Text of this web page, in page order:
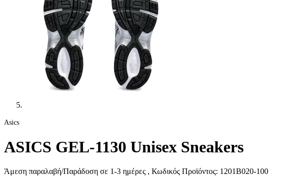
Asics
ASICS GEL-1130 Unisex Sneakers
Άμεση παραλαβή/Παράδοση σε 1-3 ημέρες , Κωδικός Προϊόντος: 1201B020-100